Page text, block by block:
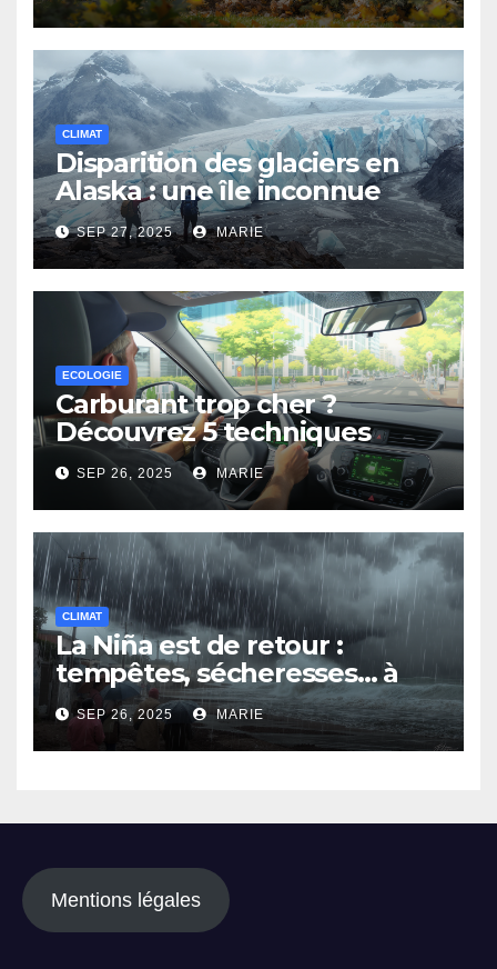
CLIMAT
Disparition des glaciers en
Alaska : une île inconnue
surgit des eaux
SEP 27, 2025 MARIE
ECOLOGIE
Carburant trop cher ?
Découvrez 5 techniques
d’éco-conduite pour payer
moins
SEP 26, 2025 MARIE
CLIMAT
La Niña est de retour :
tempêtes, sécheresses… à
quoi faut-il s’attendre ?
SEP 26, 2025 MARIE
Mentions légales